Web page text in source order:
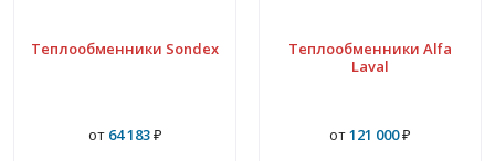
Теплообменники Sondex
от64 183₽
Теплообменники Alfa
Laval
от121 000₽